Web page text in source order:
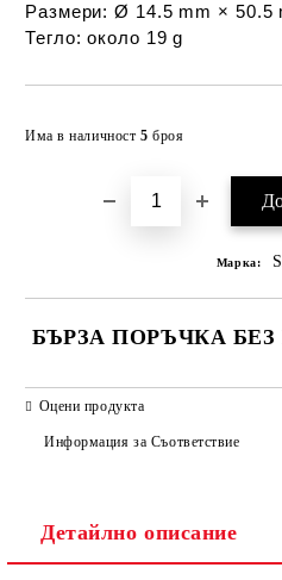
Размери: Ø 14.5 mm × 50.5
Тегло: около 19 g
Има в наличност 5 броя
Марка:
БЪРЗА ПОРЪЧКА
Съгласен съм с
Ние ще се свържем с вас в
Оцени продукта
Информация за Съответствие
Детайлно описание